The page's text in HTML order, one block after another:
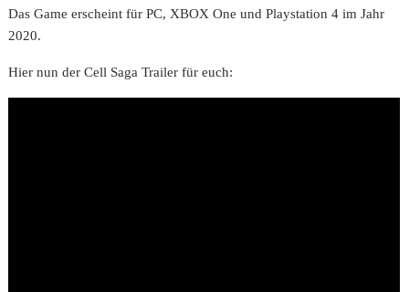
Das Game erscheint für PC, XBOX One und Playstation 4 im Jahr
2020.
Hier nun der Cell Saga Trailer für euch: